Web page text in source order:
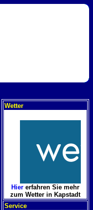
Wetter
Hier erfahren Sie mehr
zum Wetter in Kapstadt
Service